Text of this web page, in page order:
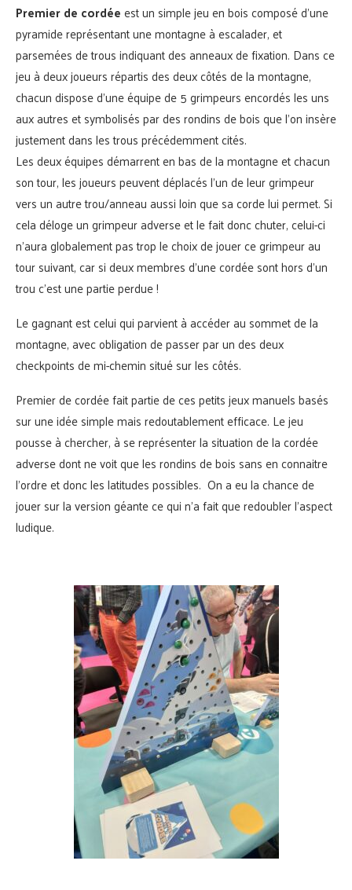
Premier de cordéeest un simple jeu en bois composé d’une
pyramide représentant une montagne à escalader, et
parsemées de trous indiquant des anneaux de fixation. Dans ce
jeu à deux joueurs répartis des deux côtés de la montagne,
chacun dispose d’une équipe de 5 grimpeurs encordés les uns
aux autres et symbolisés par des rondins de bois que l’on insère
justement dans les trous précédemment cités.
Les deux équipes démarrent en bas de la montagne et chacun
son tour, les joueurs peuvent déplacés l’un de leur grimpeur
vers un autre trou/anneau aussi loin que sa corde lui permet. Si
cela déloge un grimpeur adverse et le fait donc chuter, celui-ci
n’aura globalement pas trop le choix de jouer ce grimpeur au
tour suivant, car si deux membres d’une cordée sont hors d’un
trou c’est une partie perdue !
Le gagnant est celui qui parvient à accéder au sommet de la
montagne, avec obligation de passer par un des deux
checkpoints de mi-chemin situé sur les côtés.
Premier de cordée fait partie de ces petits jeux manuels basés
sur une idée simple mais redoutablement efficace. Le jeu
pousse à chercher, à se représenter la situation de la cordée
adverse dont ne voit que les rondins de bois sans en connaitre
l’ordre et donc les latitudes possibles. On a eu la chance de
jouer sur la version géante ce qui n’a fait que redoubler l’aspect
ludique.